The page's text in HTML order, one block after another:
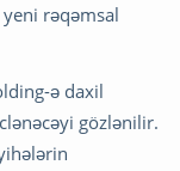
rəqəmsal
ə daxil
gözlənilir.